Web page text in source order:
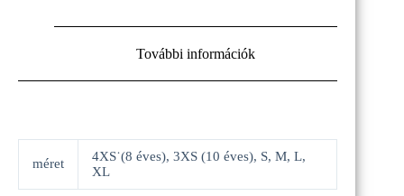
További információk
méret
4XS˙(8 éves), 3XS (10 éves), S, M, L,
XL